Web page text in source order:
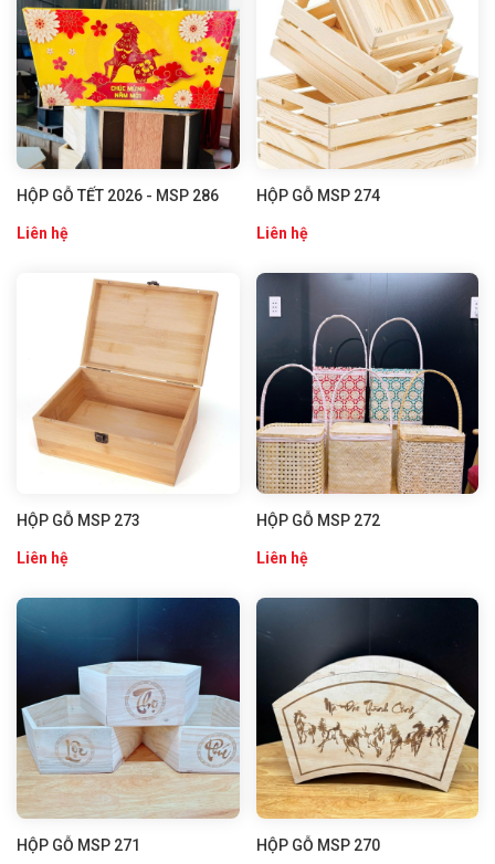
HỘP GỖ TẾT 2026 - MSP 286
Liên hệ
HỘP GỖ MSP 274
Liên hệ
HỘP GỖ MSP 273
Liên hệ
HỘP GỖ MSP 272
Liên hệ
HỘP GỖ MSP 271 HỘP GỖ MSP 270